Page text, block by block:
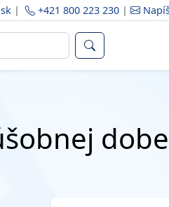
| +421 800 223 230 |
dobe